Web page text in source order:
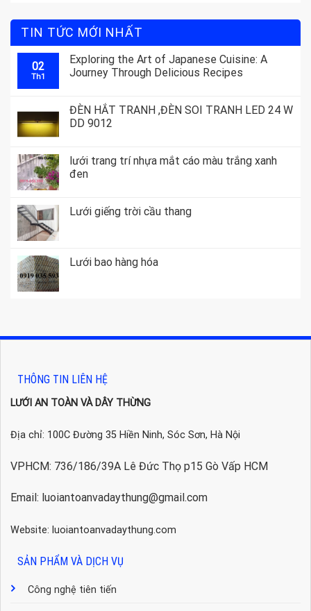
TIN TỨC MỚI NHẤT
02
Th1
Exploring the Art of Japanese Cuisine: A
Journey Through Delicious Recipes
ĐÈN HẮT TRANH ,ĐÈN SOI TRANH LED 24 W
DD 9012
lưới trang trí nhựa mắt cáo màu trắng xanh
đen
Lưới giếng trời cầu thang
Lưới bao hàng hóa
THÔNG TIN LIÊN HỆ
LƯỚI AN TOÀN VÀ DÂY THỪNG
Địa chỉ: 100C Đường 35 Hiền Ninh, Sóc Sơn, Hà Nội
VPHCM: 736/186/39A Lê Đức Thọ p15 Gò Vấp HCM
Email: luoiantoanvadaythung@gmail.com
Website: luoiantoanvadaythung.com
SẢN PHẨM VÀ DỊCH VỤ
Công nghệ tiên tiến